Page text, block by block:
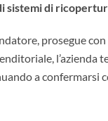
sistemi di
prosegue
l’azienda
a confermarsi